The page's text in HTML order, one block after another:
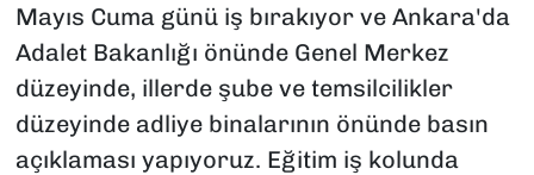
Mayıs Cuma günü iş bırakıyor ve Ankara'da
Adalet Bakanlığı önünde Genel Merkez
düzeyinde, illerde şube ve temsilcilikler
düzeyinde adliye binalarının önünde basın
açıklaması yapıyoruz. Eğitim iş kolunda